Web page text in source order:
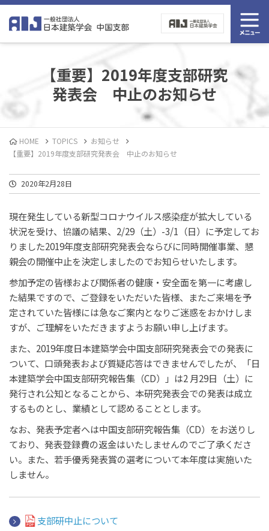
【重要】2019年度支部研究
発表会 中止のお知らせ
HOME TOPICS
お知らせ
【重要】2019年度支部研究発表会 中止のお知らせ
2020年2月28日
現在発生している新型コロナウイルス感染症が拡大している
状況を受け、協議の結果、2/29（土）-3/1（日）に予定してお
りました2019年度支部研究発表会ならびに同時開催事業、懇
親会の開催中止を決定しましたのでお知らせいたします。
参加予定の皆様および関係者の健康・安全面を第一に考慮し
た結果ですので、ご登録をいただいた皆様、またご来場を予
定されていた皆様には急なご案内となりご迷惑をおかけしま
すが、ご理解をいただきますようお願い申し上げます。
また、2019年度日本建築学会中国支部研究発表会での発表に
ついて、口頭発表および質疑応答はできませんでしたが、「日
本建築学会中国支部研究報告集（CD）」は2 月29日（土）に
発行され公知となることから、本研究発表会での発表は成立
するものとし、業績として認めることとします。
なお、発表予定者へは中国支部研究報告集（CD）をお送りし
ており、発表登録費の返金はいたしませんのでご了承くださ
い。また、若手優秀発表賞の選考について本年度は実施いた
しません。
支部研中止について